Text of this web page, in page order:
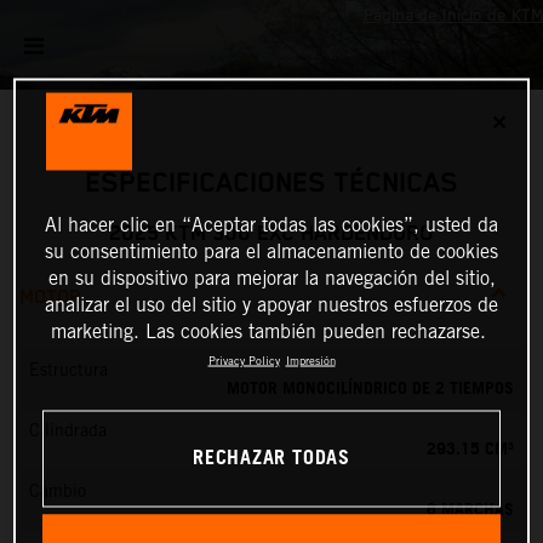
2025 KTM 300 EXC HARDENDURO
MOTOR
6 MARCHAS
Al hacer clic en “Aceptar todas las cookies”, usted da
su consentimiento para el almacenamiento de cookies
en su dispositivo para mejorar la navegación del sitio,
analizar el uso del sitio y apoyar nuestros esfuerzos de
marketing. Las cookies también pueden rechazarse.
Privacy Policy Impresión
RECHAZAR TODAS